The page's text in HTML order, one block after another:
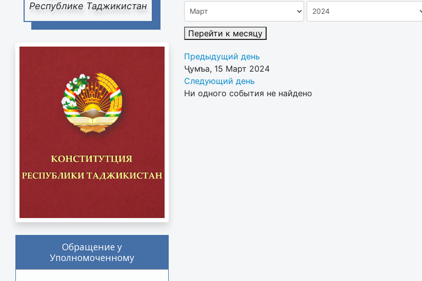
Республике Таджикистан
Обращение у
Уполномоченному
Перейти к месяцу
Предыдущий день
Ҷумъа, 15 Март 2024
Следующий день
Ни одного события не найдено